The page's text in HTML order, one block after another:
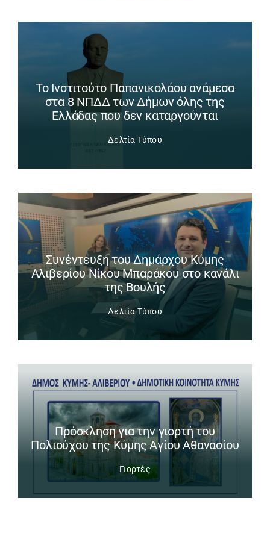
Το Ινστιτούτο Παπανικολάου ανάμεσα
στα 8 ΝΠΔΔ των Δήμων όλης της
Ελλάδας που δεν καταργούνται
Δελτία Τύπου
Συνέντευξη του Δημάρχου Κύμης
Αλιβερίου Νίκου Μπαράκου στο κανάλι
της Βουλής
Δελτία Τύπου
Πρόσκληση για την γιορτή του
Πολιούχου της Κύμης Αγίου Αθανασίου
Γιορτές